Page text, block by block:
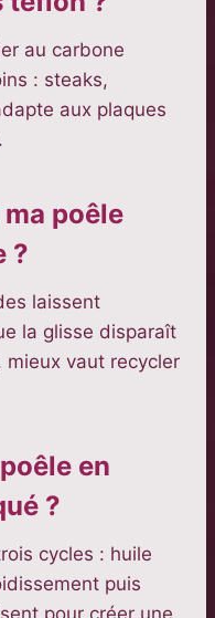
au carbone
: steaks,
aux plaques
poêle
?
laissent
la glisse disparaît
vaut recycler
en
?
cycles : huile
puis
pour créer une